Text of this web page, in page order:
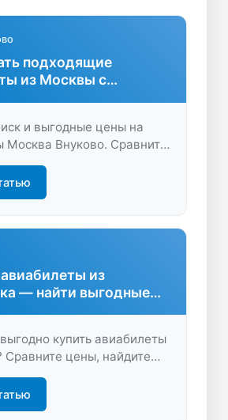
подходящие
из Москвы с
и выгодные цены на
Москва Внуково. Сравните
онлайн быстро и просто.
и деньги на
из
— найти выгодные
купить авиабилеты
Сравните цены, найдите
и отправляйтесь
с максимальной
и бюджета.